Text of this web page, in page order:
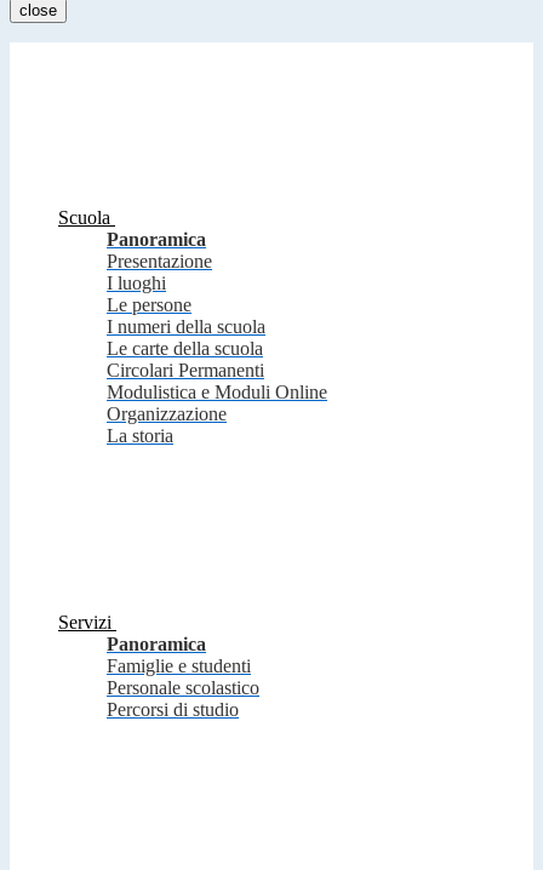
close
Scuola
Panoramica
Presentazione
I luoghi
Le persone
I numeri della scuola
Le carte della scuola
Circolari Permanenti
Modulistica e Moduli Online
Organizzazione
La storia
Servizi
Panoramica
Famiglie e studenti
Personale scolastico
Percorsi di studio